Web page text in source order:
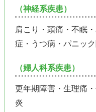
（神経系疾患）
肩こり・頭痛・不眠
症・うつ病・パニッ
（婦人科系疾患）
更年期障害・生理痛
炎